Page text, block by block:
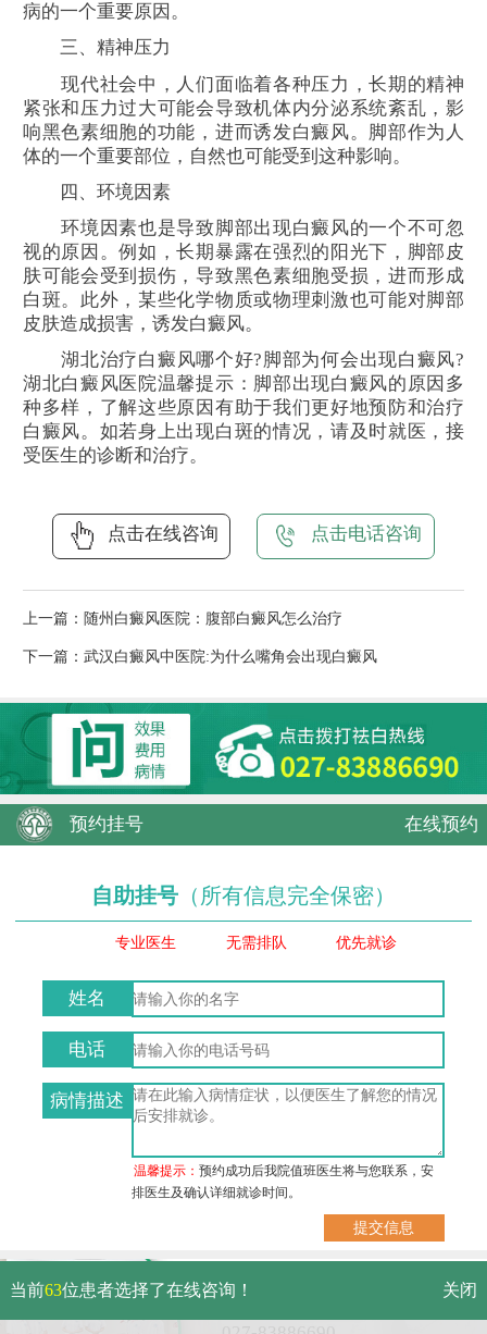
病的一个重要原因。
三、精神压力
现代社会中，人们面临着各种压力，长期的精神
紧张和压力过大可能会导致机体内分泌系统紊乱，影
响黑色素细胞的功能，进而诱发白癜风。脚部作为人
体的一个重要部位，自然也可能受到这种影响。
四、环境因素
环境因素也是导致脚部出现白癜风的一个不可忽
视的原因。例如，长期暴露在强烈的阳光下，脚部皮
肤可能会受到损伤，导致黑色素细胞受损，进而形成
白斑。此外，某些化学物质或物理刺激也可能对脚部
皮肤造成损害，诱发白癜风。
湖北治疗白癜风哪个好?脚部为何会出现白癜风?
湖北白癜风医院温馨提示：脚部出现白癜风的原因多
种多样，了解这些原因有助于我们更好地预防和治疗
白癜风。如若身上出现白斑的情况，请及时就医，接
受医生的诊断和治疗。
点击在线咨询 点击电话咨询
上一篇： 随州白癜风医院：腹部白癜风怎么治疗
下一篇： 武汉白癜风中医院:为什么嘴角会出现白癜风
预约挂号 在线预约
自助挂号 （所有信息完全保密）
专业医生 无需排队 优先就诊
姓名
电话
病情描述
温馨提示：预约成功后我院值班医生将与您联系，安
排医生及确认详细就诊时间。
武汉市硚口区解放大道479号
当前63位患者选择了在线咨询！ 关闭